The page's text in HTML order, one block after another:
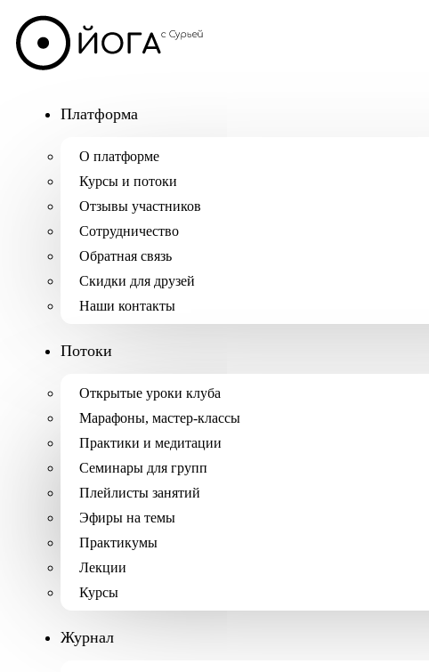
Платформа
О платформе
Курсы и потоки
Отзывы участников
Сотрудничество
Обратная связь
Скидки для друзей
Наши контакты
Потоки
Открытые уроки клуба
Марафоны, мастер-классы
Практики и медитации
Семинары для групп
Плейлисты занятий
Эфиры на темы
Практикумы
Лекции
Курсы
Журнал